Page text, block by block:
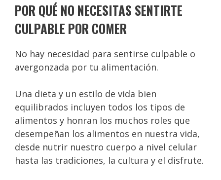
POR QUÉ NO NECESITAS SENTIRTE
CULPABLE POR COMER
No hay necesidad para sentirse culpable o
avergonzada por tu alimentación.
Una dieta y un estilo de vida bien
equilibrados incluyen todos los tipos de
alimentos y honran los muchos roles que
desempeñan los alimentos en nuestra vida,
desde nutrir nuestro cuerpo a nivel celular
hasta las tradiciones, la cultura y el disfrute.